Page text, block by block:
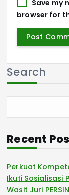
Save my
browser for
Search
Recent
Perkuat
Ikuti Sosialisasi
Wasit Juri